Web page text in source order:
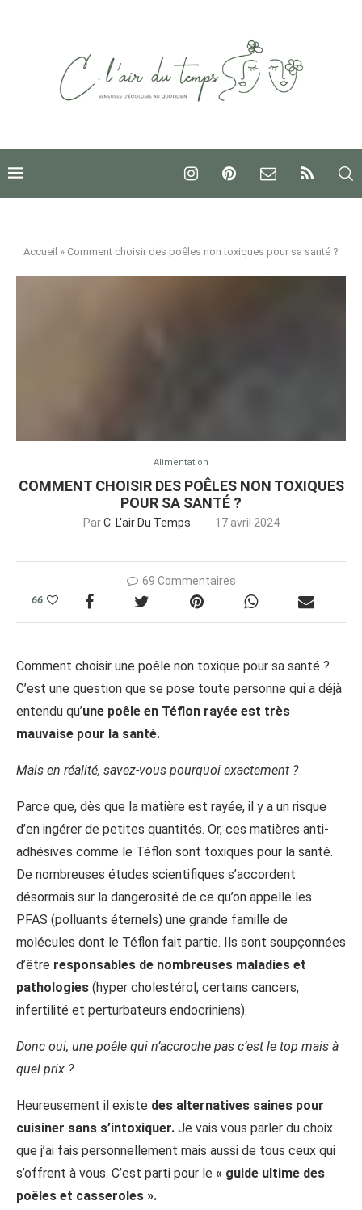
Accueil » Comment choisir des poêles non toxiques pour sa santé ?
Alimentation
COMMENT CHOISIR DES POÊLES NON TOXIQUES
POUR SA SANTÉ ?
ParC. L'air Du Temps 17 avril 2024
69 Commentaires
66
Comment choisir une poêle non toxique pour sa santé ?
C’est une question que se pose toute personne qui a déjà
entendu qu’une poêle en Téflon rayée est très
mauvaise pour la santé.
Mais en réalité, savez-vous pourquoi exactement ?
Parce que, dès que la matière est rayée, il y a un risque
d’en ingérer de petites quantités. Or, ces matières anti-
adhésives comme le Téflon sont toxiques pour la santé.
De nombreuses études scientifiques s’accordent
désormais sur la dangerosité de ce qu’on appelle les
PFAS (polluants éternels) une grande famille de
molécules dont le Téflon fait partie. Ils sont soupçonnées
d’être responsables de nombreuses maladies et
pathologies (hyper cholestérol, certains cancers,
infertilité et perturbateurs endocriniens).
Donc oui, une poêle qui n’accroche pas c’est le top mais à
quel prix ?
Heureusement il existe des alternatives saines pour
cuisiner sans s’intoxiquer. Je vais vous parler du choix
que j’ai fais personnellement mais aussi de tous ceux qui
s’offrent à vous. C’est parti pour le « guide ultime des
poêles et casseroles ».